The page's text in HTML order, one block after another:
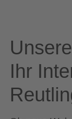
Ihr